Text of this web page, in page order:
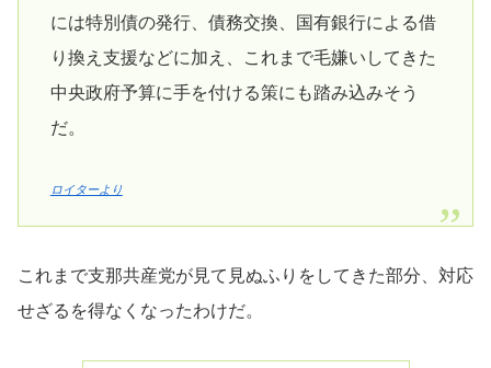
には特別債の発行、債務交換、国有銀行による借
り換え支援などに加え、これまで毛嫌いしてきた
中央政府予算に手を付ける策にも踏み込みそう
だ。
ロイターより
これまで支那共産党が見て見ぬふりをしてきた部分、対応
せざるを得なくなったわけだ。